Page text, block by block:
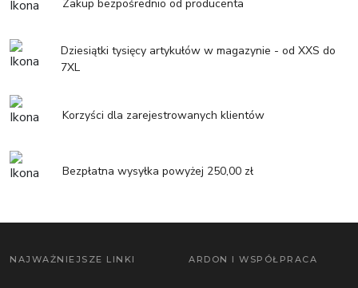
Zakup bezpośrednio od producenta
Dziesiątki tysięcy artykułów w magazynie - od XXS do
7XL
Korzyści dla zarejestrowanych klientów
Bezpłatna wysyłka powyżej 250,00 zł
NAJWAŻNIEJSZE LINKI ARDON I WSPÓŁPRACA